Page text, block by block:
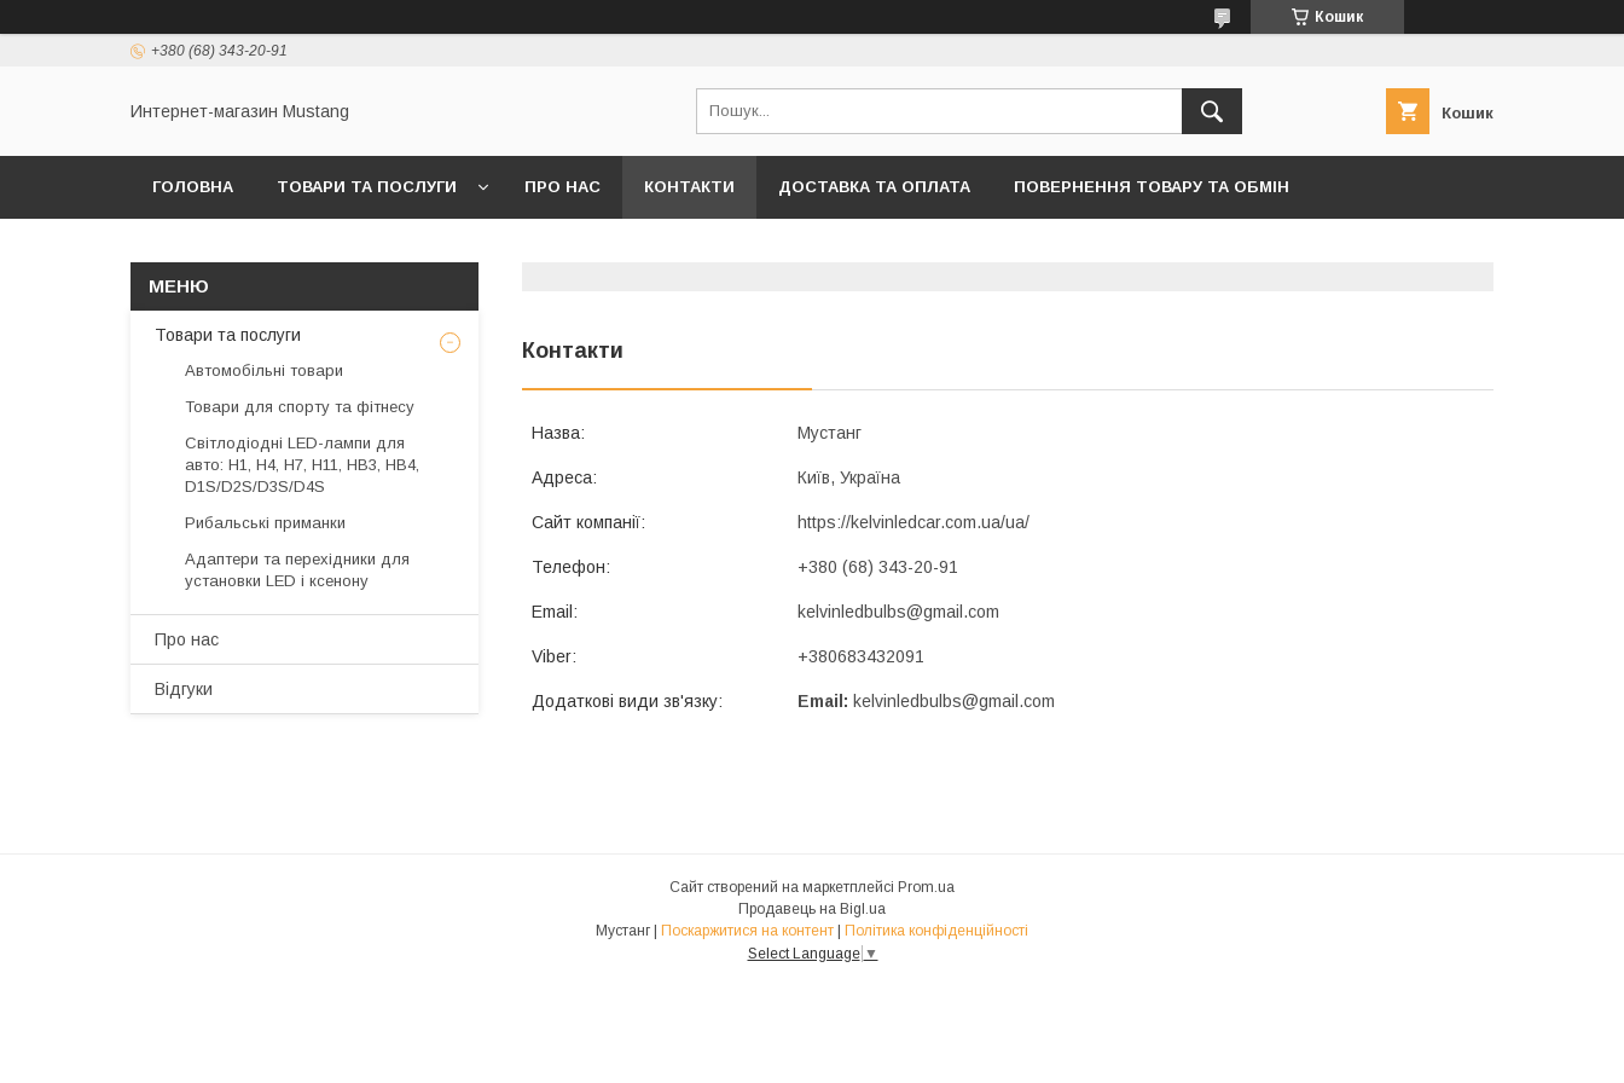
Кошик
+380 (68) 343-20-91
Интернет-магазин Mustang Кошик
ГОЛОВНА ТОВАРИ ТА ПОСЛУГИ ПРО НАС КОНТАКТИ ДОСТАВКА ТА ОПЛАТА ПОВЕРНЕННЯ ТОВАРУ ТА ОБМІН
Контакти
Мустанг
Київ, Україна
https://kelvinledcar.com.ua/ua/
+380 (68) 343-20-91
kelvinledbulbs@gmail.com
+380683432091
Email kelvinledbulbs@gmail.com
Товари та послуги
Автомобільні товари
Товари для спорту та фітнесу
Світлодіодні LED-лампи для
авто: H1, H4, H7, H11, HB3, HB4,
D1S/D2S/D3S/D4S
Рибальські приманки
Адаптери та перехідники для
установки LED і ксенону
Про нас
Відгуки
Сайт створений на маркетплейсі Prom.ua
Продавець на Bigl.ua
Поскаржитися на контент
Політика конфіденційності
Select Language ▼